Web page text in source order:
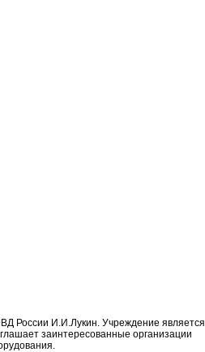
России И.И.Лукин. Учреждение является
заинтересованные организации